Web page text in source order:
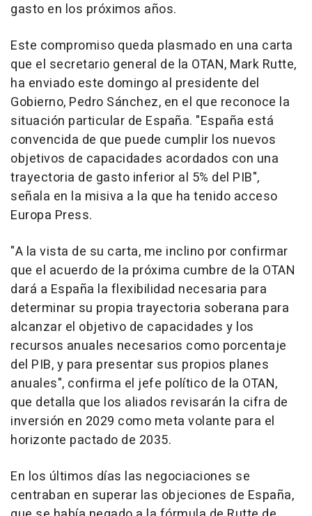
gasto en los próximos años.
Este compromiso queda plasmado en una carta
que el secretario general de la OTAN, Mark Rutte,
ha enviado este domingo al presidente del
Gobierno, Pedro Sánchez, en el que reconoce la
situación particular de España. "España está
convencida de que puede cumplir los nuevos
objetivos de capacidades acordados con una
trayectoria de gasto inferior al 5% del PIB",
señala en la misiva a la que ha tenido acceso
Europa Press.
"A la vista de su carta, me inclino por confirmar
que el acuerdo de la próxima cumbre de la OTAN
dará a España la flexibilidad necesaria para
determinar su propia trayectoria soberana para
alcanzar el objetivo de capacidades y los
recursos anuales necesarios como porcentaje
del PIB, y para presentar sus propios planes
anuales", confirma el jefe político de la OTAN,
que detalla que los aliados revisarán la cifra de
inversión en 2029 como meta volante para el
horizonte pactado de 2035.
En los últimos días las negociaciones se
centraban en superar las objeciones de España,